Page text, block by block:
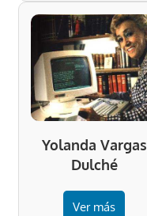
Yolanda Vargas
Dulché
Ver más